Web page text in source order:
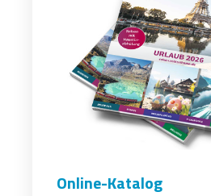
Online-Katalog